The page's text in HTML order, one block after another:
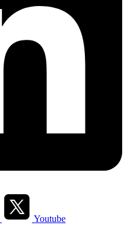
Youtube